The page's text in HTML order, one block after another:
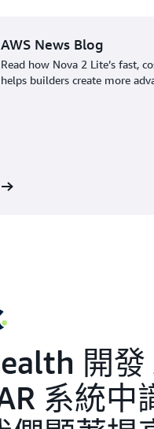
AWS News Blog
Read how Nova 2 Lite’s fast,
helps builders create more
開
系統